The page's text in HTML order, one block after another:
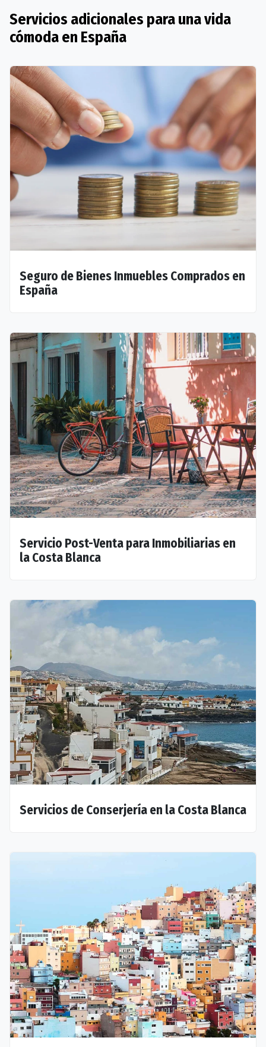
Servicios adicionales para una vida
cómoda en España
Seguro de Bienes Inmuebles Comprados en
España
Servicio Post-Venta para Inmobiliarias en
la Costa Blanca
Servicios de Conserjería en la Costa Blanca